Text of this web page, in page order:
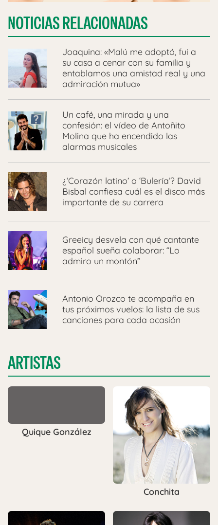
NOTICIAS RELACIONADAS
Joaquina: «Malú me adoptó, fui a
su casa a cenar con su familia y
entablamos una amistad real y una
admiración mutua»
Un café, una mirada y una
confesión: el vídeo de Antoñito
Molina que ha encendido las
alarmas musicales
¿’Corazón latino’ o ‘Bulería’? David
Bisbal confiesa cuál es el disco más
importante de su carrera
Greeicy desvela con qué cantante
español sueña colaborar: “Lo
admiro un montón”
Antonio Orozco te acompaña en
tus próximos vuelos: la lista de sus
canciones para cada ocasión
ARTISTAS
Quique González
Conchita